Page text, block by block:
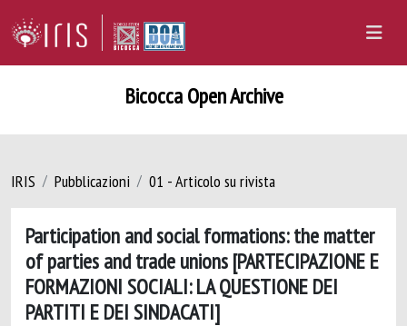
Bicocca Open Archive
IRIS Pubblicazioni 01 - Articolo su rivista
Participation and social formations: the matter
of parties and trade unions [PARTECIPAZIONE E
FORMAZIONI SOCIALI: LA QUESTIONE DEI
PARTITI E DEI SINDACATI]